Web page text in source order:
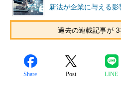
新法が企業に与える影
過去の連載記事が
Share Post LINE